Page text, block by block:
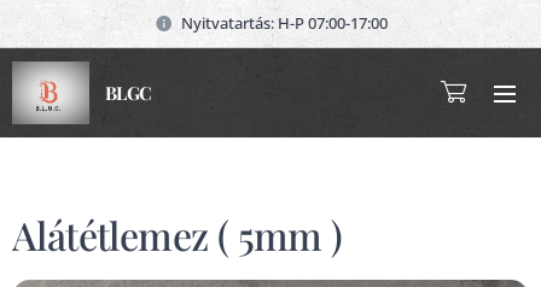
Nyitvatartás: H-P 07:00-17:00
BLGC
Alátétlemez ( 5mm )